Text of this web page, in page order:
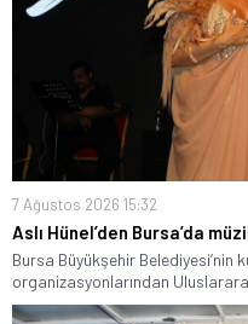
7 Ağustos 2026 15:32
Aslı Hünel’den Bursa’da
Bursa Büyükşehir
organizasyonlarından